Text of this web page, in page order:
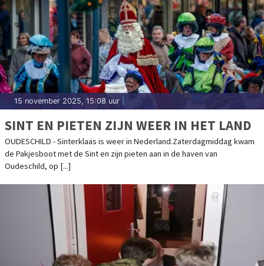
15 november 2025, 15:08 uur
SINT EN PIETEN ZIJN WEER IN HET LAND
OUDESCHILD - Sinterklaas is weer in Nederland.Zaterdagmiddag kwam
de Pakjesboot met de Sint en zijn pieten aan in de haven van
Oudeschild, op [...]